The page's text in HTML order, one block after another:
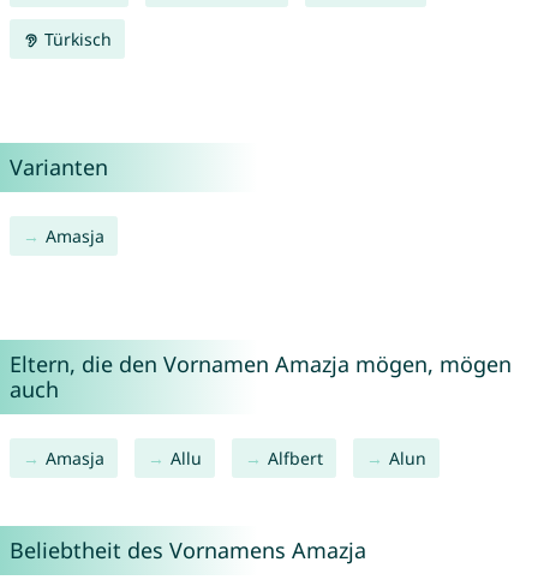
Türkisch
Varianten
Amasja
Eltern, die den Vornamen Amazja mögen, mögen
auch
Amasja Allu Alfbert Alun
Beliebtheit des Vornamens Amazja